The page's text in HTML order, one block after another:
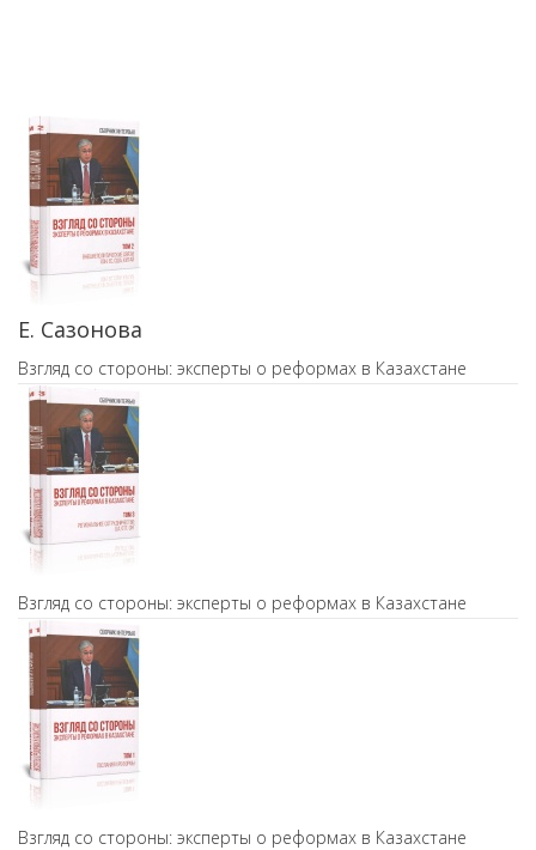
Е. Сазонова
Взгляд со стороны: эксперты о реформах в Казахстане
Взгляд со стороны: эксперты о реформах в Казахстане
Взгляд со стороны: эксперты о реформах в Казахстане